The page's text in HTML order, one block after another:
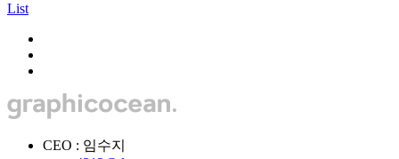
List
CEO : 임수지